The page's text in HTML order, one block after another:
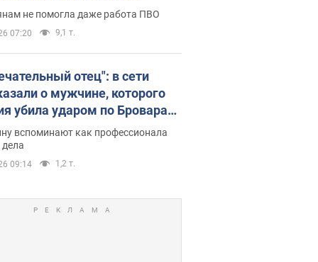
не помогла даже работа ПВО
07:20 9,1 т.
отец": в сети
о мужчине, которого
убила ударом по Броварам.
вспоминают как профессионала
дела
09:14 1,2 т.